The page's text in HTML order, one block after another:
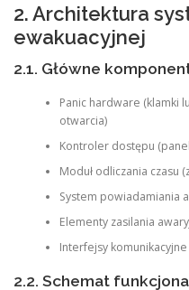
2. Architektura
ewakuacyjnej
2.1. Główne
Panic hardware (klamki
otwarcia)
Kontroler dostępu
Moduł odliczania czasu
System powiadamiania
Elementy zasilania
Interfejsy komunikacyjne
2.2. Schemat